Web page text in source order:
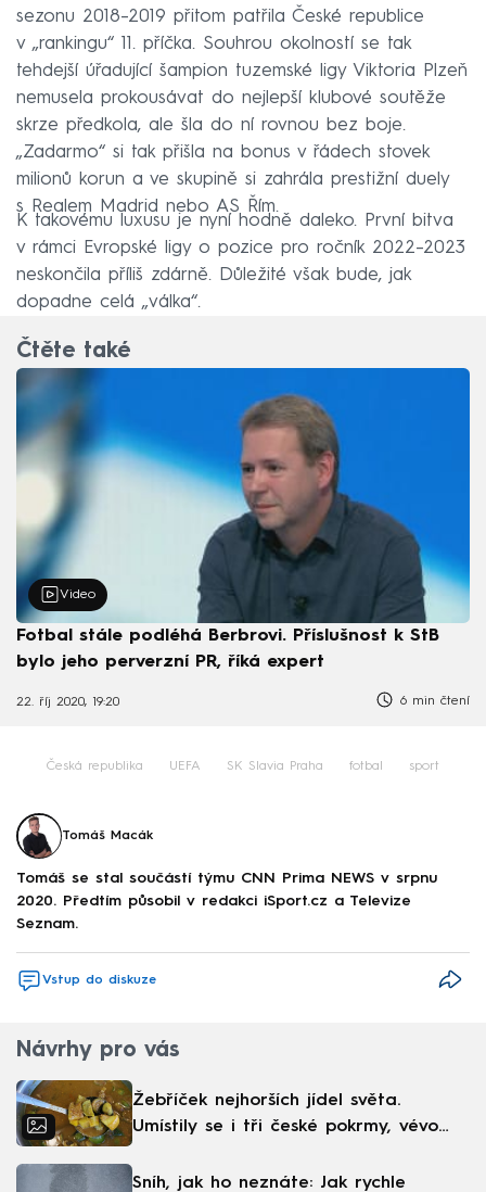
sezonu 2018–⁠2019 přitom patřila České republice
v „rankingu“ 11. příčka. Souhrou okolností se tak
tehdejší úřadující šampion tuzemské ligy Viktoria Plzeň
nemusela prokousávat do nejlepší klubové soutěže
skrze předkola, ale šla do ní rovnou bez boje.
„Zadarmo“ si tak přišla na bonus v řádech stovek
milionů korun a ve skupině si zahrála prestižní duely
s Realem Madrid nebo AS Řím.
K takovému luxusu je nyní hodně daleko. První bitva
v rámci Evropské ligy o pozice pro ročník 2022–⁠2023
neskončila příliš zdárně. Důležité však bude, jak
dopadne celá „válka“.
Čtěte také
Video
Fotbal stále podléhá Berbrovi. Příslušnost k StB
bylo jeho perverzní PR, říká expert
22. říj 2020, 19:20 6 min čtení
Česká republika UEFA SK Slavia Praha fotbal sport
Tomáš Macák
Tomáš se stal součástí týmu CNN Prima NEWS v srpnu
2020. Předtím působil v redakci iSport.cz a Televize
Seznam.
Vstup do diskuze
Návrhy pro vás
Žebříček nejhorších jídel světa.
Umístily se i tři české pokrmy, vévodí
Sníh, jak ho neznáte: Jak rychle